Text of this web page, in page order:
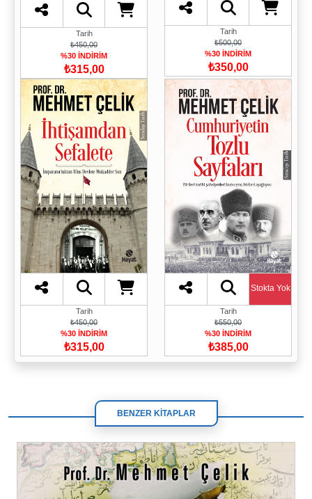
Tarih
₺450,00
%30 İNDİRİM
₺315,00
Tarih
₺500,00
%30 İNDİRİM
₺350,00
Tarih
₺450,00
%30 İNDİRİM
₺315,00
Stokta Yok
Tarih
₺550,00
%30 İNDİRİM
₺385,00
BENZER KİTAPLAR